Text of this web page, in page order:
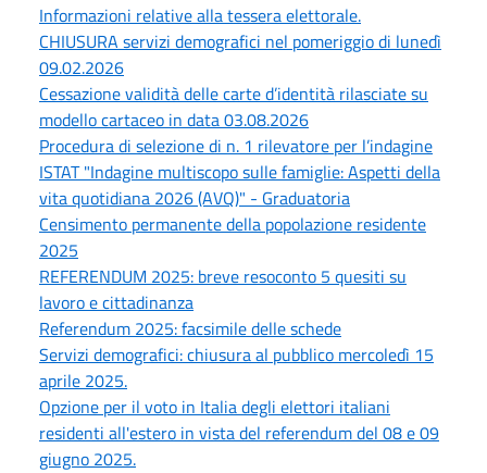
Informazioni relative alla tessera elettorale.
CHIUSURA servizi demografici nel pomeriggio di lunedì
09.02.2026
Cessazione validità delle carte d’identità rilasciate su
modello cartaceo in data 03.08.2026
Procedura di selezione di n. 1 rilevatore per l’indagine
ISTAT "Indagine multiscopo sulle famiglie: Aspetti della
vita quotidiana 2026 (AVQ)" - Graduatoria
Censimento permanente della popolazione residente
2025
REFERENDUM 2025: breve resoconto 5 quesiti su
lavoro e cittadinanza
Referendum 2025: facsimile delle schede
Servizi demografici: chiusura al pubblico mercoledì 15
aprile 2025.
Opzione per il voto in Italia degli elettori italiani
residenti all'estero in vista del referendum del 08 e 09
giugno 2025.